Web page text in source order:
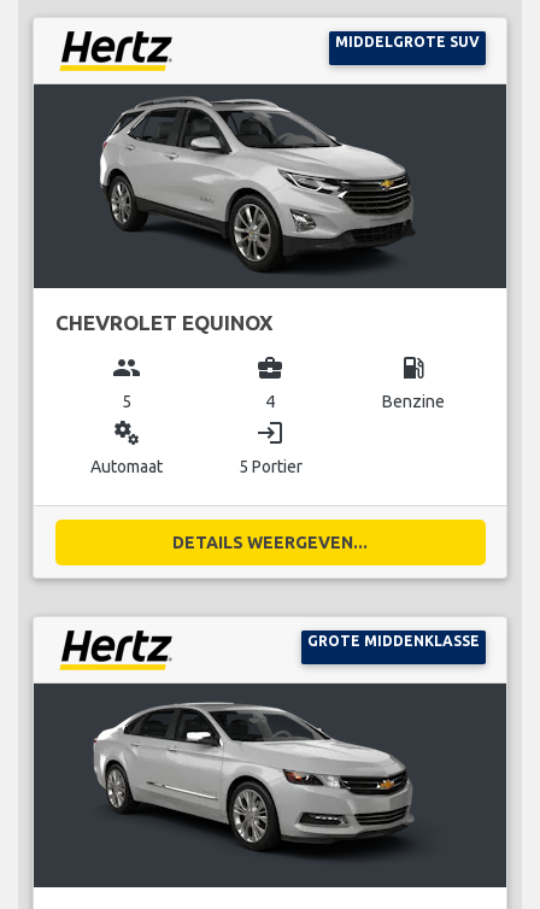
MIDDELGROTE SUV
CHEVROLET EQUINOX
group
5
business_center
4
local_gas_station
Benzine
miscellaneous_services
Automaat
login
5 Portier
DETAILS WEERGEVEN...
GROTE MIDDENKLASSE